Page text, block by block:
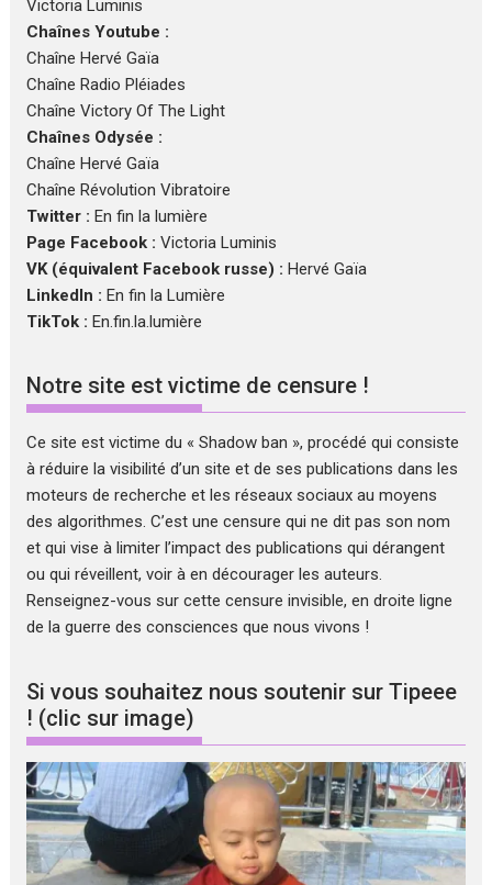
Victoria Luminis
Chaînes Youtube :
Chaîne Hervé Gaïa
Chaîne Radio Pléiades
Chaîne Victory Of The Light
Chaînes Odysée :
Chaîne Hervé Gaïa
Chaîne Révolution Vibratoire
Twitter : En fin la lumière
Page Facebook : Victoria Luminis
VK (équivalent Facebook russe) : Hervé Gaïa
LinkedIn : En fin la Lumière
TikTok : En.fin.la.lumière
Notre site est victime de censure !
Ce site est victime du « Shadow ban », procédé qui consiste
à réduire la visibilité d’un site et de ses publications dans les
moteurs de recherche et les réseaux sociaux au moyens
des algorithmes. C’est une censure qui ne dit pas son nom
et qui vise à limiter l’impact des publications qui dérangent
ou qui réveillent, voir à en décourager les auteurs.
Renseignez-vous sur cette censure invisible, en droite ligne
de la guerre des consciences que nous vivons !
Si vous souhaitez nous soutenir sur Tipeee
! (clic sur image)